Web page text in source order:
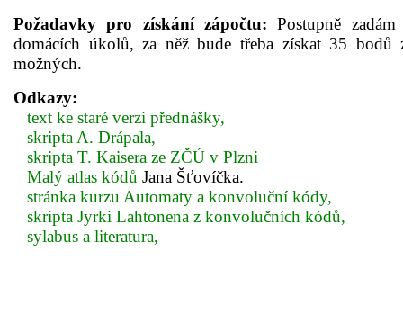
Požadavky pro získání zápočtu: Postupně zadám
domácích úkolů, za něž bude třeba získat 35 bodů
možných.
Odkazy:
text ke staré verzi přednášky,
skripta A. Drápala,
skripta T. Kaisera ze ZČÚ v Plzni
Malý atlas kódů Jana Šťovíčka.
stránka kurzu Automaty a konvoluční kódy,
skripta Jyrki Lahtonena z konvolučních kódů,
sylabus a literatura,